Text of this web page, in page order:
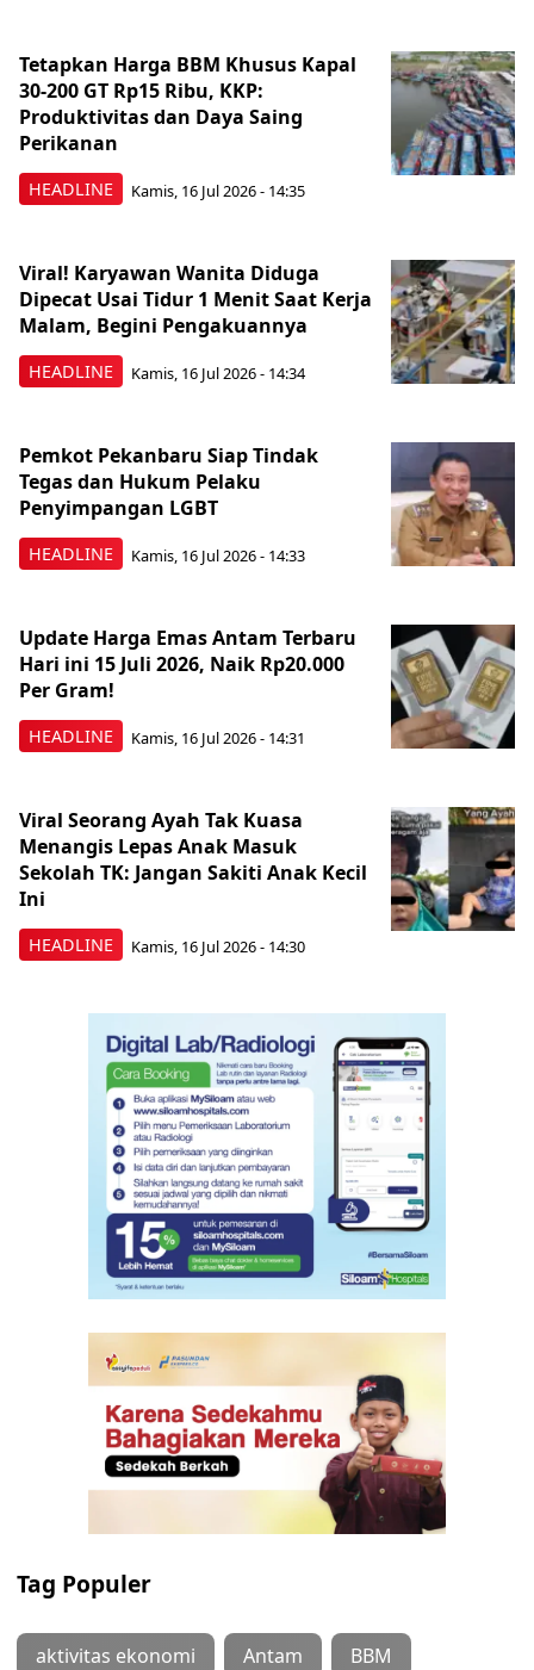
HEADLINE
Tetapkan Harga BBM Khusus Kapal
30-200 GT Rp15 Ribu, KKP:
Produktivitas dan Daya Saing
Perikanan
Kamis, 16 Jul 2026 - 14:35
HEADLINE
Viral! Karyawan Wanita Diduga
Dipecat Usai Tidur 1 Menit Saat Kerja
Malam, Begini Pengakuannya
Kamis, 16 Jul 2026 - 14:34
HEADLINE
Pemkot Pekanbaru Siap Tindak
Tegas dan Hukum Pelaku
Penyimpangan LGBT
Kamis, 16 Jul 2026 - 14:33
HEADLINE
Update Harga Emas Antam Terbaru
Hari ini 15 Juli 2026, Naik Rp20.000
Per Gram!
Kamis, 16 Jul 2026 - 14:31
HEADLINE
Viral Seorang Ayah Tak Kuasa
Menangis Lepas Anak Masuk
Sekolah TK: Jangan Sakiti Anak Kecil
Ini
Kamis, 16 Jul 2026 - 14:30
Tag Populer
aktivitas ekonomi Antam BBM